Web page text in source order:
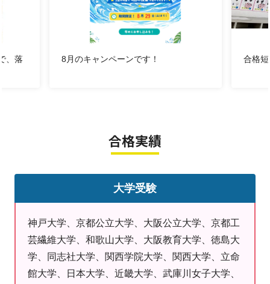
学習相談、随時受付中！お気軽にお問い合わせください
━━━━━━━━━━━━━━
面談・無料学習相談の予約はこちら
https://vivit.video/f/379/3kaichi2
私たちは生徒一人ひとりの分かったを大切に
全力で取り組んでおります！！
無料体験授業も実施中です
校、千早赤阪中学校の対策はお任せください！
お問い合わせの流れ
①まずは教室までお電話をください。
、落 8月のキャンペーンです！ 合格
合格実績
大学受験
神戸大学、京都公立大学、大阪公立大学、京都工
芸繊維大学、和歌山大学、大阪教育大学、徳島大
学、同志社大学、関西学院大学、関西大学、立命
館大学、日本大学、近畿大学、武庫川女子大学、